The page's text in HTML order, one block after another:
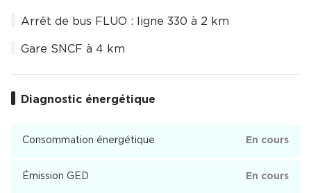
Arrêt de bus FLUO : ligne 330 à 2 km
Gare SNCF à 4 km
Diagnostic énergétique
Consommation énergétique En cours
Émission GED En cours